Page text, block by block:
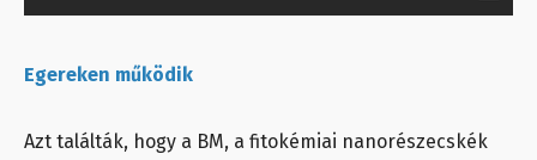
Egereken működik
Azt találták, hogy a BM, a fitokémiai nanorészecskék